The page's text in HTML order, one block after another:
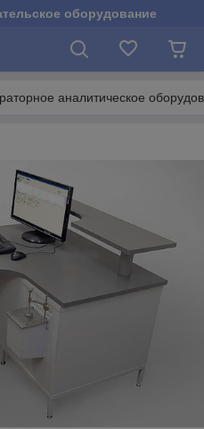
оборудование
аналитическое